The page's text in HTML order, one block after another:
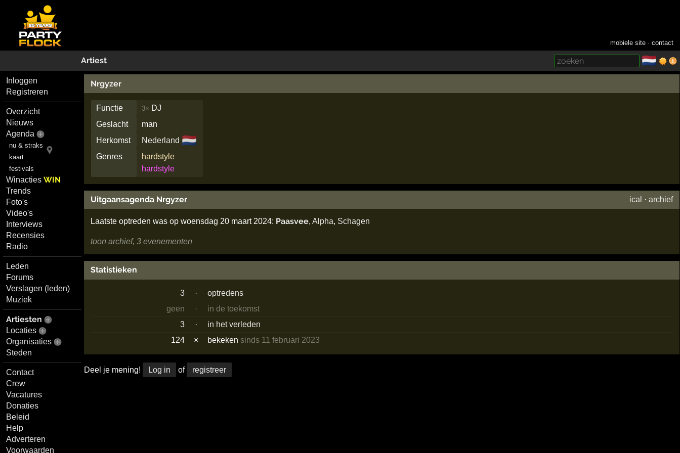
mobiele site ·contact
Artiest 🇳🇱
Inloggen
Registreren
Overzicht
Nieuws
Agenda
nu & straks
kaart
festivals
WinactiesWIN
Trends
Foto's
Video's
Interviews
Recensies
Radio
Leden
Forums
Verslagen (leden)
Muziek
Artiesten
Locaties
Organisaties
Steden
Contact
Crew
Vacatures
Donaties
Beleid
Help
Adverteren
Voorwaarden
Nrgyzer
Functie 3× DJ
Geslacht
man
Herkomst
Nederland 🇳🇱
Genres
hardstyle
hardstyle
Uitgaansagenda Nrgyzer ical ·archief
Laatste optreden was op woensdag 20 maart 2024: Paasvee, Alpha, Schagen
toon archief, 3 evenementen
Statistieken
3 ·
optredens
geen
·
in de toekomst
3
·
in het verleden
124
× bekekensinds 11 februari 2023
Deel je mening! Log in of registreer